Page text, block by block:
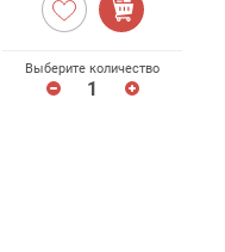
Выберите количество